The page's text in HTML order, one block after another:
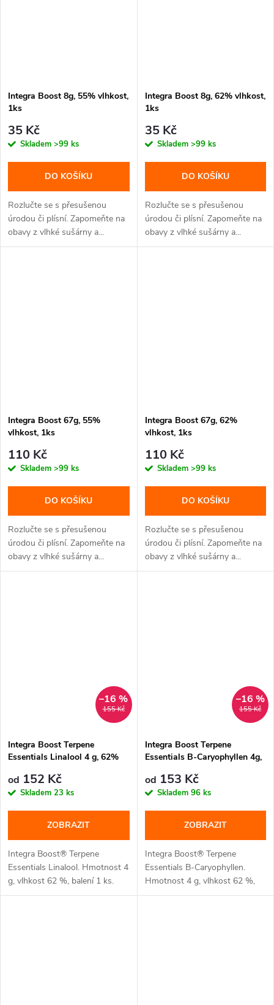
Integra Boost 8g, 55% vlhkost,
1ks
35 Kč
Skladem >99 ks
DO KOŠÍKU
Rozlučte se s přesušenou
úrodou či plísní. Zapomeňte na
obavy z vlhké sušárny a...
Integra Boost 8g, 62% vlhkost,
1ks
35 Kč
Skladem >99 ks
DO KOŠÍKU
Rozlučte se s přesušenou
úrodou či plísní. Zapomeňte na
obavy z vlhké sušárny a...
Integra Boost 67g, 55%
vlhkost, 1ks
110 Kč
Skladem >99 ks
DO KOŠÍKU
Rozlučte se s přesušenou
úrodou či plísní. Zapomeňte na
obavy z vlhké sušárny a...
Integra Boost 67g, 62%
vlhkost, 1ks
110 Kč
Skladem >99 ks
DO KOŠÍKU
Rozlučte se s přesušenou
úrodou či plísní. Zapomeňte na
obavy z vlhké sušárny a...
155 Kč
–16 %
Integra Boost Terpene
Essentials Linalool 4 g, 62%
od 152 Kč
Skladem 23 ks
ZOBRAZIT
Integra Boost® Terpene
Essentials Linalool. Hmotnost 4
g, vlhkost 62 %, balení 1 ks.
155 Kč
–16 %
Integra Boost Terpene
Essentials B-Caryophyllen 4g,
od 153 Kč
Skladem 96 ks
ZOBRAZIT
Integra Boost® Terpene
Essentials B-Caryophyllen.
Hmotnost 4 g, vlhkost 62 %,
balení 1 ks.